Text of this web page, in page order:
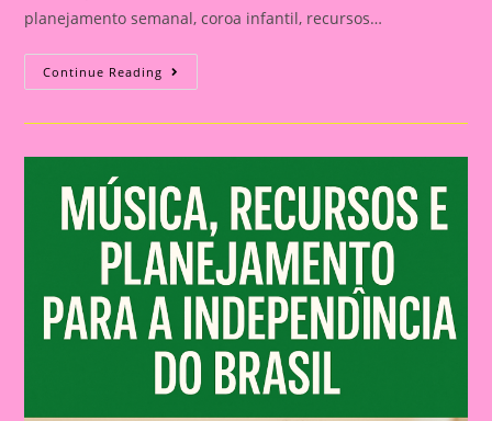
planejamento semanal, coroa infantil, recursos…
Continue Reading ATIVIDADE
PARA
DIA